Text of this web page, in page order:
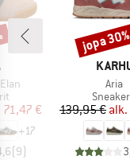
hinta
71,47 €
+17
(9)
Tuote
Aria
139,95 € alk.
Alennus
jopa